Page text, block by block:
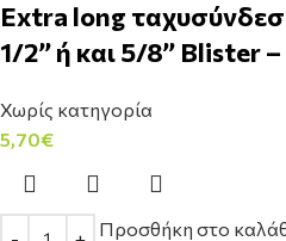
Extra long
1/2’’ ή και 5/8’’ Blister
Χωρίς κατηγορία
5,70€
Προσθήκη στο